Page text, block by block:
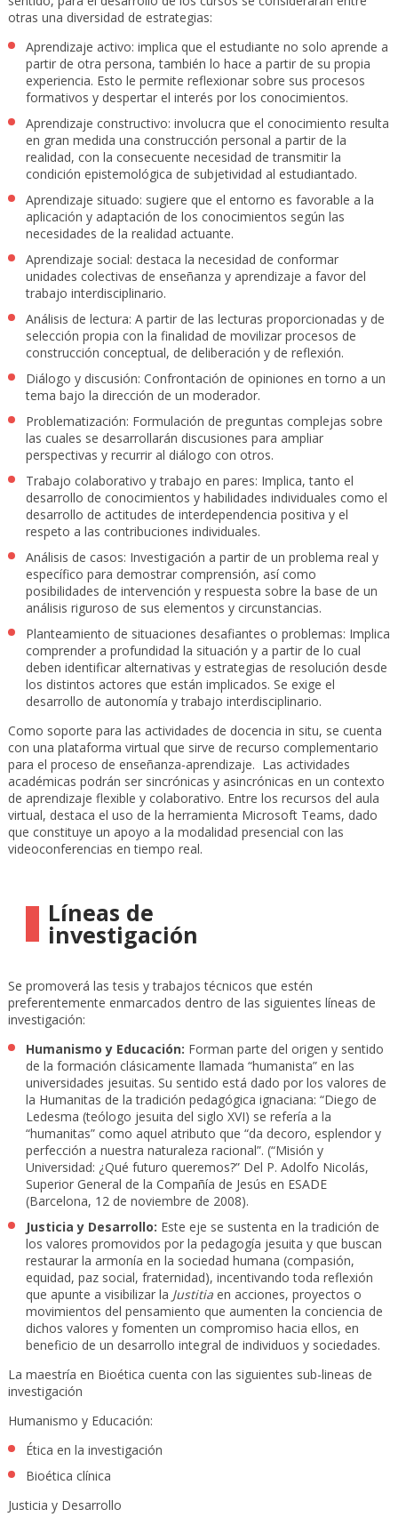
otras una diversidad de estrategias:
Aprendizaje activo: implica que el estudiante no solo aprende a
partir de otra persona, también lo hace a partir de su propia
experiencia. Esto le permite reflexionar sobre sus procesos
formativos y despertar el interés por los conocimientos.
Aprendizaje constructivo: involucra que el conocimiento resulta
en gran medida una construcción personal a partir de la
realidad, con la consecuente necesidad de transmitir la
condición epistemológica de subjetividad al estudiantado.
Aprendizaje situado: sugiere que el entorno es favorable a la
aplicación y adaptación de los conocimientos según las
necesidades de la realidad actuante.
Aprendizaje social: destaca la necesidad de conformar
unidades colectivas de enseñanza y aprendizaje a favor del
trabajo interdisciplinario.
Análisis de lectura: A partir de las lecturas proporcionadas y de
selección propia con la finalidad de movilizar procesos de
construcción conceptual, de deliberación y de reflexión.
Diálogo y discusión: Confrontación de opiniones en torno a un
tema bajo la dirección de un moderador.
Problematización: Formulación de preguntas complejas sobre
las cuales se desarrollarán discusiones para ampliar
perspectivas y recurrir al diálogo con otros.
Trabajo colaborativo y trabajo en pares: Implica, tanto el
desarrollo de conocimientos y habilidades individuales como el
desarrollo de actitudes de interdependencia positiva y el
respeto a las contribuciones individuales.
Análisis de casos: Investigación a partir de un problema real y
específico para demostrar comprensión, así como
posibilidades de intervención y respuesta sobre la base de un
análisis riguroso de sus elementos y circunstancias.
Planteamiento de situaciones desafiantes o problemas: Implica
comprender a profundidad la situación y a partir de lo cual
deben identificar alternativas y estrategias de resolución desde
los distintos actores que están implicados. Se exige el
desarrollo de autonomía y trabajo interdisciplinario.
Como soporte para las actividades de docencia in situ, se cuenta
con una plataforma virtual que sirve de recurso complementario
para el proceso de enseñanza-aprendizaje. Las actividades
académicas podrán ser sincrónicas y asincrónicas en un contexto
de aprendizaje flexible y colaborativo. Entre los recursos del aula
virtual, destaca el uso de la herramienta Microsoft Teams, dado
que constituye un apoyo a la modalidad presencial con las
videoconferencias en tiempo real.
Líneas de
investigación
Se promoverá las tesis y trabajos técnicos que estén
preferentemente enmarcados dentro de las siguientes líneas de
investigación:
Humanismo y Educación: Forman parte del origen y sentido
de la formación clásicamente llamada “humanista” en las
universidades jesuitas. Su sentido está dado por los valores de
la Humanitas de la tradición pedagógica ignaciana: “Diego de
Ledesma (teólogo jesuita del siglo XVI) se refería a la
“humanitas” como aquel atributo que “da decoro, esplendor y
perfección a nuestra naturaleza racional”. (“Misión y
Universidad: ¿Qué futuro queremos?” Del P. Adolfo Nicolás,
Superior General de la Compañía de Jesús en ESADE
(Barcelona, 12 de noviembre de 2008).
Justicia y Desarrollo: Este eje se sustenta en la tradición de
los valores promovidos por la pedagogía jesuita y que buscan
restaurar la armonía en la sociedad humana (compasión,
equidad, paz social, fraternidad), incentivando toda reflexión
que apunte a visibilizar la Justitia en acciones, proyectos o
movimientos del pensamiento que aumenten la conciencia de
dichos valores y fomenten un compromiso hacia ellos, en
beneficio de un desarrollo integral de individuos y sociedades.
La maestría en Bioética cuenta con las siguientes sub-lineas de
investigación
Humanismo y Educación:
Ética en la investigación
Bioética clínica
Justicia y Desarrollo